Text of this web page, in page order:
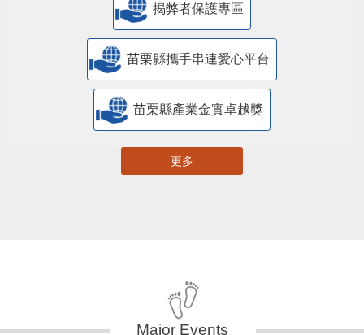
揭弊者保護專區
苗栗縣攜手串連愛心平台
苗栗縣產業金實卓越獎
更多